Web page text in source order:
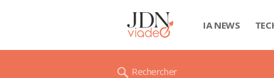
IA NEWS
Rechercher